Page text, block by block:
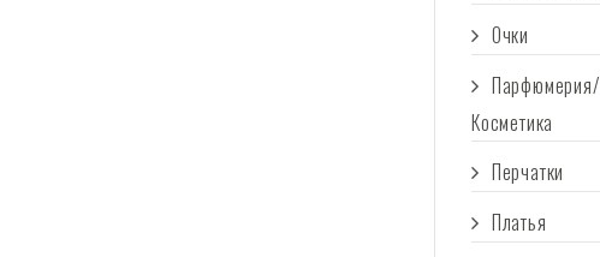
Очки
Парфюмерия/
Косметика
Перчатки
Платья